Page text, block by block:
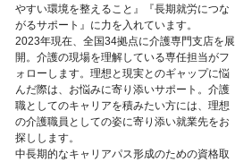
やすい環境を整えること』『長期就労につな
がるサポート』に力を入れています。
2023年現在、全国34拠点に介護専門支店を展
開。介護の現場を理解している専任担当がフ
ォローします。理想と現実とのギャップに悩
んだ際は、お悩みに寄り添いサポート。介護
職としてのキャリアを積みたい方には、理想
の介護職員としての姿に寄り添い就業先をお
探しします。
中長期的なキャリアパス形成のための資格取